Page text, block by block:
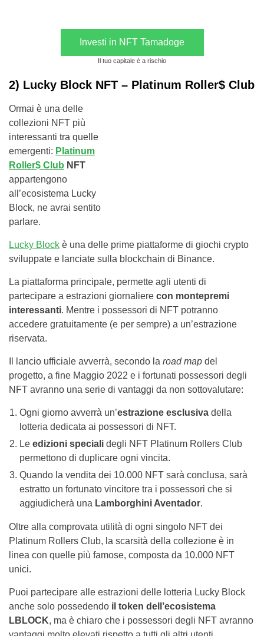
Investi in NFT Tamadoge
Il tuo capitale è a rischio
2) Lucky Block NFT – Platinum Roller$ Club
Ormai è una delle
collezioni NFT più
interessanti tra quelle
emergenti: Platinum
Roller$ Club NFT
appartengono
all’ecosistema Lucky
Block, ne avrai sentito
parlare.
Lucky Block è una delle prime piattaforme di giochi crypto
sviluppate e lanciate sulla blockchain di Binance.
La piattaforma principale, permette agli utenti di
partecipare a estrazioni giornaliere con montepremi
interessanti. Mentre i possessori di NFT potranno
accedere gratuitamente (e per sempre) a un’estrazione
riservata.
Il lancio ufficiale avverrà, secondo la road map del
progetto, a fine Maggio 2022 e i fortunati possessori degli
NFT avranno una serie di vantaggi da non sottovalutare:
Ogni giorno avverrà un’estrazione esclusiva della
lotteria dedicata ai possessori di NFT.
Le edizioni speciali degli NFT Platinum Rollers Club
permettono di duplicare ogni vincita.
Quando la vendita dei 10.000 NFT sarà conclusa, sarà
estratto un fortunato vincitore tra i possessori che si
aggiudicherà una Lamborghini Aventador.
Oltre alla comprovata utilità di ogni singolo NFT dei
Platinum Rollers Club, la scarsità della collezione è in
linea con quelle più famose, composta da 10.000 NFT
unici.
Puoi partecipare alle estrazioni delle lotteria Lucky Block
anche solo possedendo il token dell’ecosistema
LBLOCK, ma è chiaro che i possessori degli NFT avranno